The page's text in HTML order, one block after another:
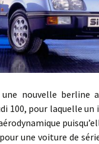
berline
100, pour laquelle
une voiture de